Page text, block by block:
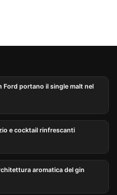
Ford portano il single malt nel
e cocktail rinfrescanti
aromatica del gin